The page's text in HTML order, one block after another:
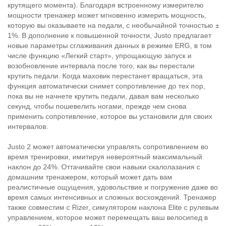
крутящего момента). Благодаря встроенному измерителю
мощности тренажер может мгновенно измерить мощность,
которую вы оказываете на педали, с необычайной точностью ±
1%. В дополнение к повышенной точности, Justo предлагает
новые параметры сглаживания данных в режиме ERG, в том
числе функцию «Легкий старт», упрощающую запуск и
возобновление интервала после того, как вы перестали
крутить педали. Когда маховик перестанет вращаться, эта
функция автоматически снимет сопротивление до тех пор,
пока вы не начнете крутить педали, давая вам несколько
секунд, чтобы пошевелить ногами, прежде чем снова
применить сопротивление, которое вы установили для своих
интервалов.
Justo 2 может автоматически управлять сопротивлением во
время тренировки, имитируя невероятный максимальный
наклон до 24%. Оттачивайте свои навыки скалолазания с
домашним тренажером, который может дать вам
реалистичные ощущения, удовольствие и погружение даже во
время самых интенсивных и сложных восхождений. Тренажер
также совместим с Rizer, симулятором наклона Elite с рулевым
управлением, которое может перемещать ваш велосипед в